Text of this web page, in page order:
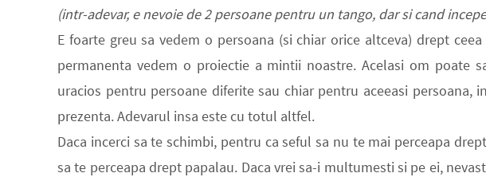
(intr-adevar, e nevoie de 2 persoane pentru un tango, dar si cand
E foarte greu sa vedem o persoana (si chiar orice altceva) drept
permanenta vedem o proiectie a mintii noastre. Acelasi om poate
uracios pentru persoane diferite sau chiar pentru aceeasi persoana,
prezenta. Adevarul insa este cu totul altfel.
Daca incerci sa te schimbi, pentru ca seful sa nu te mai perceapa
sa te perceapa drept papalau. Daca vrei sa-i multumesti si pe ei,